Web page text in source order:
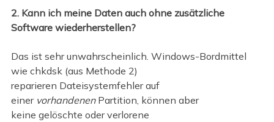
2. Kann ich meine Daten auch ohne zusätzliche
Software wiederherstellen?
Das ist sehr unwahrscheinlich. Windows-Bordmittel
wie chkdsk (aus Methode 2)
reparieren Dateisystemfehler auf
einer vorhandenenPartition, können aber
keine gelöschte oder verlorene